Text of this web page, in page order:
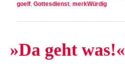
goelf,Gottesdienst,merkWürdig
»Da geht was!«